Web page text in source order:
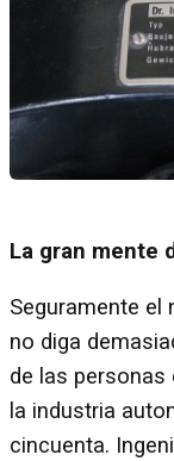
La gran mente
Seguramente el
no diga
de las
la industria
cincuenta.